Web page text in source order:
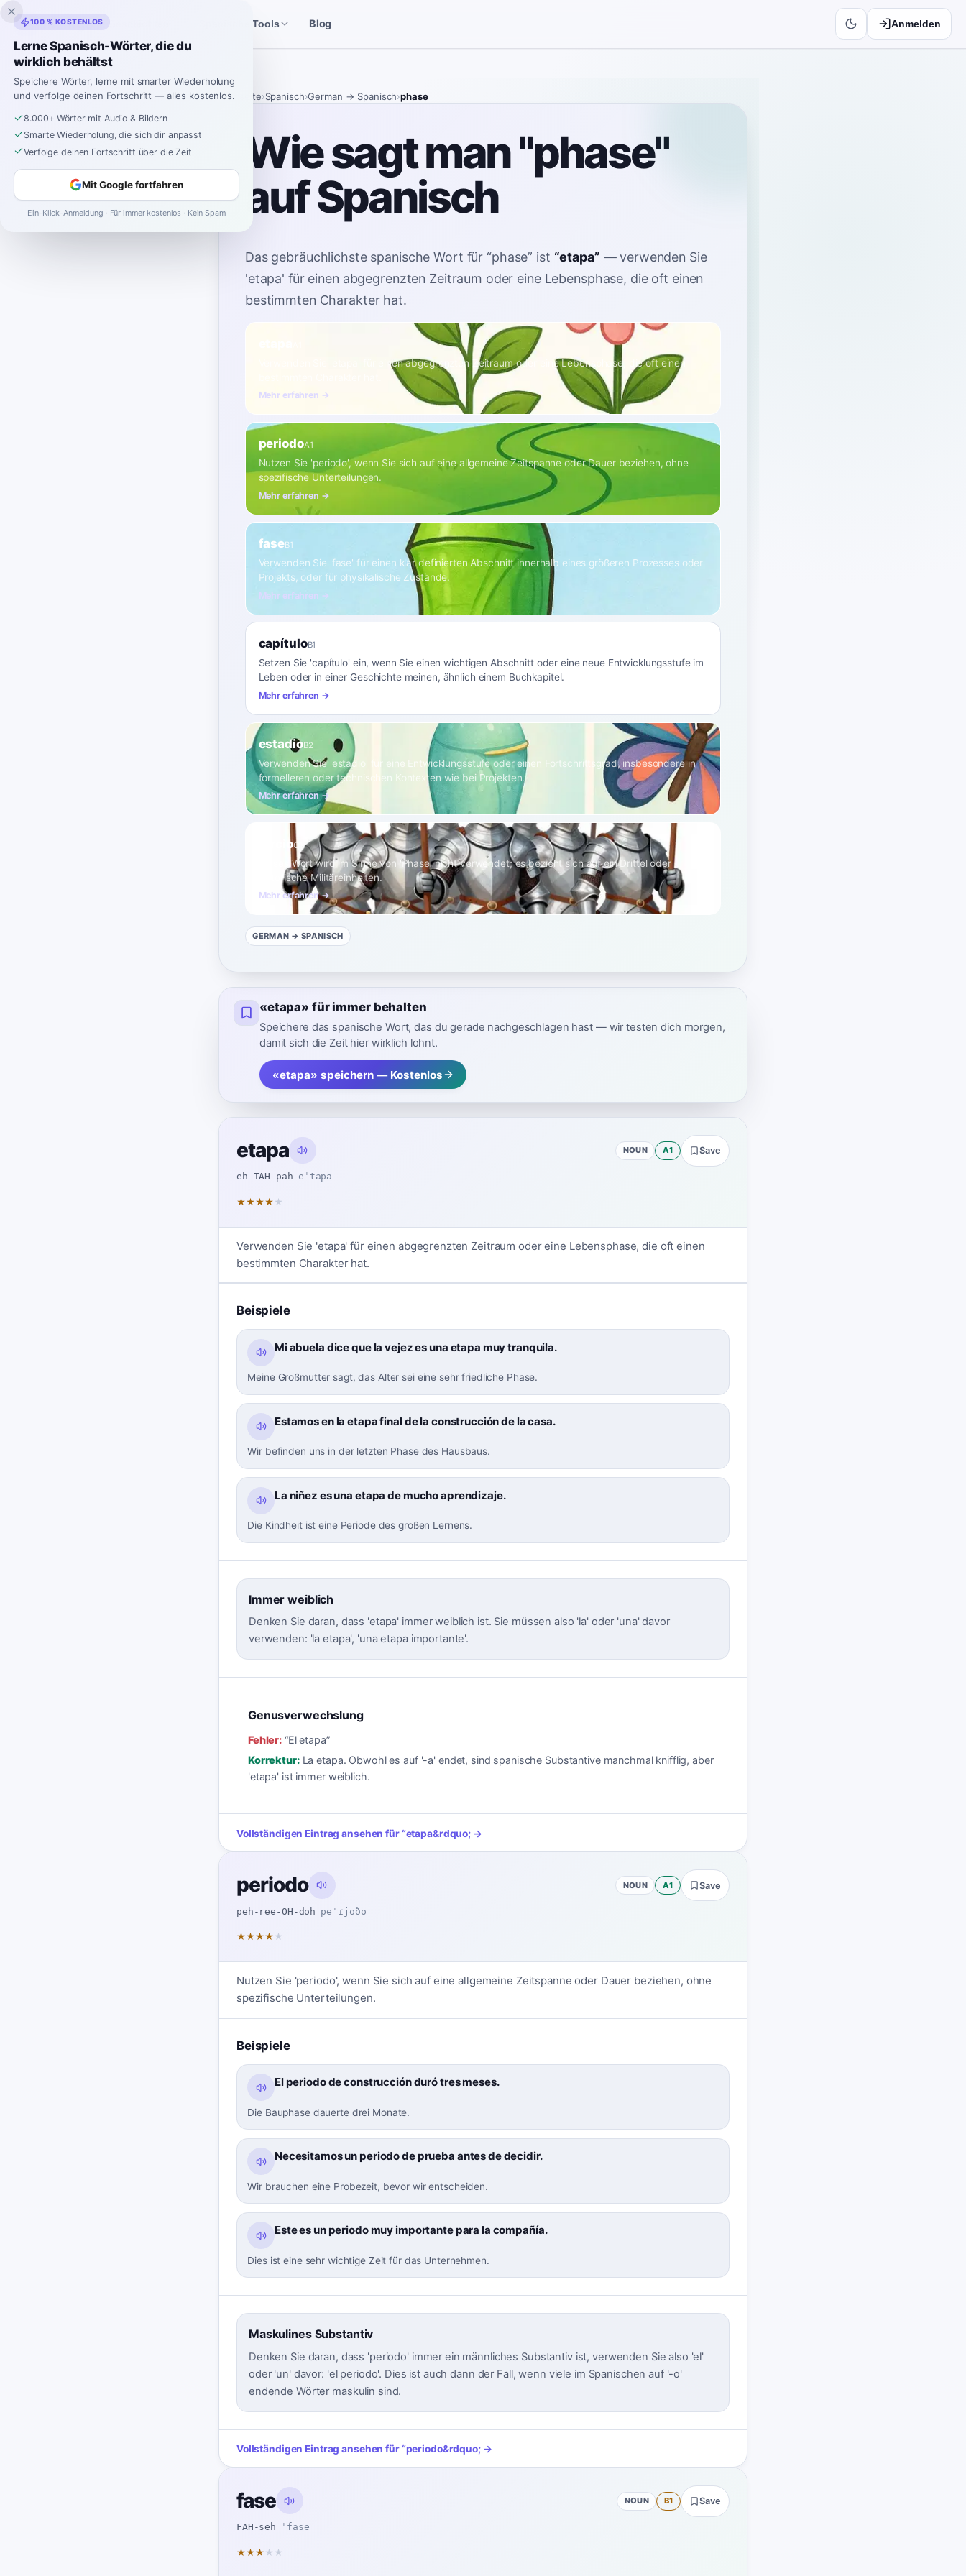
Inklingo Spanische Tools Blog Anmelden
Startseite›Spanisch›German → Spanisch›phase
Wie sagt man "phase"
auf Spanisch
Das gebräuchlichste spanische Wort für “phase” ist “etapa” —verwenden Sie
'etapa' für einen abgegrenzten Zeitraum oder eine Lebensphase, die oft einen
bestimmten Charakter hat.
Verwenden Sie 'etapa' für einen abgegrenzten Zeitraum oder eine Lebensphase, die oft einen
Mehr erfahren →
periodoA1
Nutzen Sie 'periodo', wenn Sie sich auf eine allgemeine Zeitspanne oder Dauer beziehen, ohne
spezifische Unterteilungen.
Mehr erfahren →
faseB1
Verwenden Sie 'fase' für einen klar definierten Abschnitt innerhalb eines größeren Prozesses oder
Projekts, oder für physikalische Zustände.
Mehr erfahren →
capítuloB1
Setzen Sie 'capítulo' ein, wenn Sie einen wichtigen Abschnitt oder eine neue Entwicklungsstufe im
Leben oder in einer Geschichte meinen, ähnlich einem Buchkapitel.
Mehr erfahren →
estadioB2
Verwenden Sie 'estadio' für eine Entwicklungsstufe oder einen Fortschrittsgrad, insbesondere in
formelleren oder technischen Kontexten wie bei Projekten.
Mehr erfahren →
tercioC1
Dieses Wort wird im Sinne von 'Phase' nicht verwendet; es bezieht sich auf ein Drittel oder
historische Militäreinheiten.
Mehr erfahren →
GERMAN → SPANISCH
«etapa» für immer behalten
Speichere das spanische Wort, das du gerade nachgeschlagen hast — wir testen dich morgen,
damit sich die Zeit hier wirklich lohnt.
«etapa» speichern — Kostenlos
etapa
eh-TAH-pah eˈtapa
NOUN A1 Save
★★★★ ★
Verwenden Sie 'etapa' für einen abgegrenzten Zeitraum oder eine Lebensphase, die oft einen
bestimmten Charakter hat.
Beispiele
Mi abuela dice que la vejez es una etapa muy tranquila.
Meine Großmutter sagt, das Alter sei eine sehr friedliche Phase.
Estamos en la etapa final de la construcción de la casa.
Wir befinden uns in der letzten Phase des Hausbaus.
La niñez es una etapa de mucho aprendizaje.
Die Kindheit ist eine Periode des großen Lernens.
Immer weiblich
Denken Sie daran, dass 'etapa' immer weiblich ist. Sie müssen also 'la' oder 'una' davor
verwenden: 'la etapa', 'una etapa importante'.
Genusverwechslung
Fehler: “El etapa”
Korrektur: La etapa. Obwohl es auf '-a' endet, sind spanische Substantive manchmal knifflig, aber
'etapa' ist immer weiblich.
Vollständigen Eintrag ansehen für“etapa&rdquo; →
periodo
peh-ree-OH-doh peˈɾjoðo
NOUN A1 Save
★★★★ ★
Nutzen Sie 'periodo', wenn Sie sich auf eine allgemeine Zeitspanne oder Dauer beziehen, ohne
spezifische Unterteilungen.
Beispiele
El periodo de construcción duró tres meses.
Die Bauphase dauerte drei Monate.
Necesitamos un periodo de prueba antes de decidir.
Wir brauchen eine Probezeit, bevor wir entscheiden.
Este es un periodo muy importante para la compañía.
Dies ist eine sehr wichtige Zeit für das Unternehmen.
Maskulines Substantiv
Denken Sie daran, dass 'periodo' immer ein männliches Substantiv ist, verwenden Sie also 'el'
oder 'un' davor: 'el periodo'. Dies ist auch dann der Fall, wenn viele im Spanischen auf '-o'
endende Wörter maskulin sind.
Vollständigen Eintrag ansehen für“periodo&rdquo; →
fase
FAH-seh ˈfase
NOUN B1 Save
★★★ ★ ★
100 % KOSTENLOS
Lerne Spanisch-Wörter, die du
wirklich behältst
Speichere Wörter, lerne mit smarter Wiederholung
und verfolge deinen Fortschritt — alles kostenlos.
8.000+ Wörter mit Audio & Bildern
Smarte Wiederholung, die sich dir anpasst
Verfolge deinen Fortschritt über die Zeit
Mit Google fortfahren
Ein-Klick-Anmeldung · Für immer kostenlos · Kein Spam